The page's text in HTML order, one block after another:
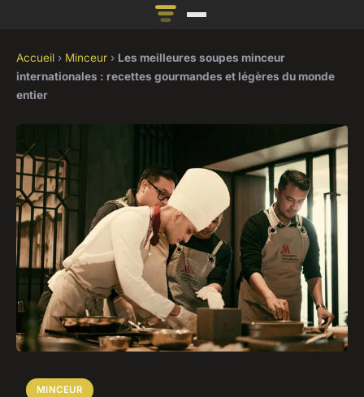
Accueil › Minceur › Les meilleures soupes minceur
internationales : recettes gourmandes et légères du monde
entier
MINCEUR